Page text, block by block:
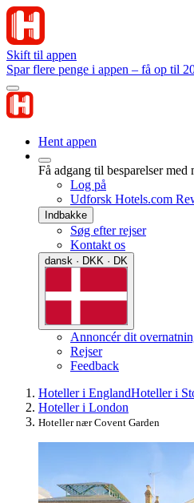
Skift til appen
Spar flere penge i appen – få op til
Hent appen
Få adgang til besparelser med
Log på
Udforsk Hotels.com
Indbakke
Søg efter rejser
Kontakt os
dansk · DKK · DK
Annoncér dit
Rejser
Feedback
Hoteller i EnglandHoteller i
Hoteller i London
Hoteller nær Covent Garden